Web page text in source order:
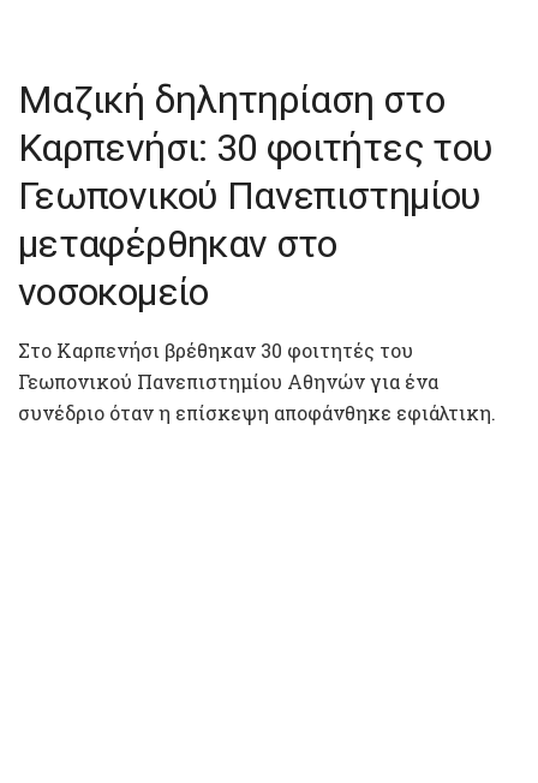
Μαζική δηλητηρίαση στο
Καρπενήσι: 30 φοιτήτες του
Γεωπονικού Πανεπιστημίου
μεταφέρθηκαν στο
νοσοκομείο
Στο Καρπενήσι βρέθηκαν 30 φοιτητές του
Γεωπονικού Πανεπιστημίου Αθηνών για ένα
συνέδριο όταν η επίσκεψη αποφάνθηκε εφιάλτικη.